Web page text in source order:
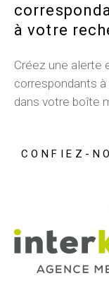
à votre
Créez une alerte
correspondants
dans votre boîte
CONFIEZ-